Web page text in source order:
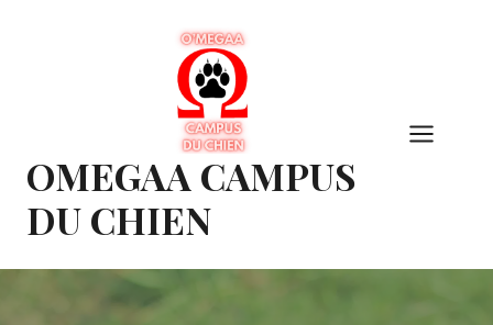
OMEGAA CAMPUS
DU CHIEN